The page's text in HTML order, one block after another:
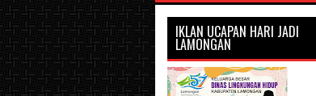
IKLAN UCAPAN HARI JADI
LAMONGAN